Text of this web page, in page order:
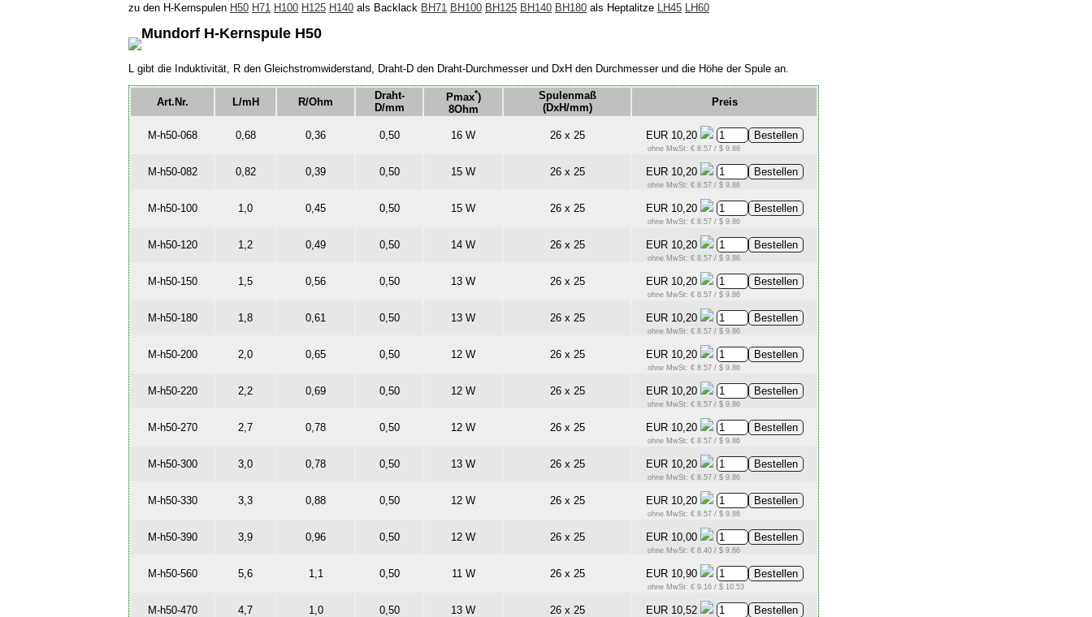
zu den H-Kernspulen H50 H71 H100 H125 H140 als Backlack BH71 BH100 BH125 BH140 BH180 als Heptalitze LH45 LH60
Mundorf H-Kernspule H50
L gibt die Induktivität, R den Gleichstromwiderstand, Draht-D den Draht-Durchmesser und DxH den Durchmesser und die Höhe der Spule an.
Art.Nr. L/mH R/Ohm
Draht-
D/mm
Pmax*)
8Ohm
Spulenmaß
(DxH/mm)
Preis
M-h50-068 0,68 0,36 0,50 16 W 26 x 25 EUR 10,20
ohne MwSt: € 8.57 / $ 9.86
M-h50-082 0,82 0,39 0,50 15 W 26 x 25 EUR 10,20
ohne MwSt: € 8.57 / $ 9.86
M-h50-100 1,0 0,45 0,50 15 W 26 x 25 EUR 10,20
ohne MwSt: € 8.57 / $ 9.86
M-h50-120 1,2 0,49 0,50 14 W 26 x 25 EUR 10,20
ohne MwSt: € 8.57 / $ 9.86
M-h50-150 1,5 0,56 0,50 13 W 26 x 25 EUR 10,20
ohne MwSt: € 8.57 / $ 9.86
M-h50-180 1,8 0,61 0,50 13 W 26 x 25 EUR 10,20
ohne MwSt: € 8.57 / $ 9.86
M-h50-200 2,0 0,65 0,50 12 W 26 x 25 EUR 10,20
ohne MwSt: € 8.57 / $ 9.86
M-h50-220 2,2 0,69 0,50 12 W 26 x 25 EUR 10,20
ohne MwSt: € 8.57 / $ 9.86
M-h50-270 2,7 0,78 0,50 12 W 26 x 25 EUR 10,20
ohne MwSt: € 8.57 / $ 9.86
M-h50-300 3,0 0,78 0,50 13 W 26 x 25 EUR 10,20
ohne MwSt: € 8.57 / $ 9.86
M-h50-330 3,3 0,88 0,50 12 W 26 x 25 EUR 10,20
ohne MwSt: € 8.57 / $ 9.86
M-h50-390 3,9 0,96 0,50 12 W 26 x 25 EUR 10,00
ohne MwSt: € 8.40 / $ 9.66
M-h50-560 5,6 1,1 0,50 11 W 26 x 25 EUR 10,90
ohne MwSt: € 9.16 / $ 10.53
M-h50-470 4,7 1,0 0,50 13 W 26 x 25 EUR 10,52